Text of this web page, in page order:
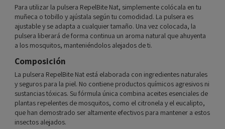
Para utilizar la pulsera RepelBite Nat, simplemente colócala en tu
muñeca o tobillo y ajústala según tu comodidad. La pulsera es
ajustable y se adapta a cualquier tamaño. Una vez colocada, la
pulsera liberará de forma continua un aroma natural que ahuyenta
a los mosquitos, manteniéndolos alejados de ti.
Composición
La pulsera RepelBite Nat está elaborada con ingredientes naturales
y seguros para la piel. No contiene productos químicos agresivos ni
sustancias tóxicas. Su fórmula única combina aceites esenciales de
plantas repelentes de mosquitos, como el citronela y el eucalipto,
que han demostrado ser altamente efectivos para mantener a estos
insectos alejados.